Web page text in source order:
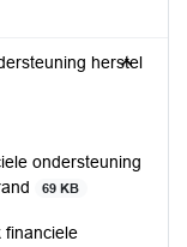
herstel
ondersteuning
69 KB
financiele